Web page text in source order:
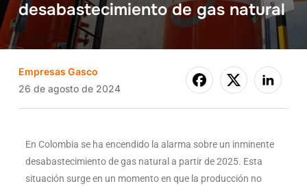
desabastecimiento de gas natural
Empresas Gasco
26 de agosto de 2024
En Colombia se ha encendido la alarma sobre un inminente
desabastecimiento de gas natural a partir de 2025. Esta
situación surge en un momento en que la producción no